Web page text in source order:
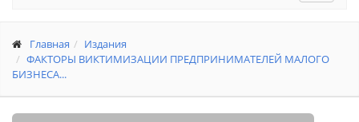
Главная
Издания
ФАКТОРЫ ВИКТИМИЗАЦИИ ПРЕДПРИНИМАТЕЛЕЙ МАЛОГО
БИЗНЕСА...